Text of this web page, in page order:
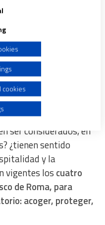
de los
de todos sus
y clara del Vaticano
a migrar.
en ese país y en todos
migrantes: ¿qué
ser considerados, en
¿tienen sentido
y la
vigentes los cuatro
de Roma, para
acoger, proteger,
advertising
advertising
content
cookies